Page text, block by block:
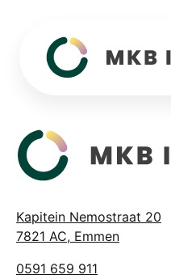
Kapitein Nemostraat 20
7821 AC, Emmen
0591 659 911